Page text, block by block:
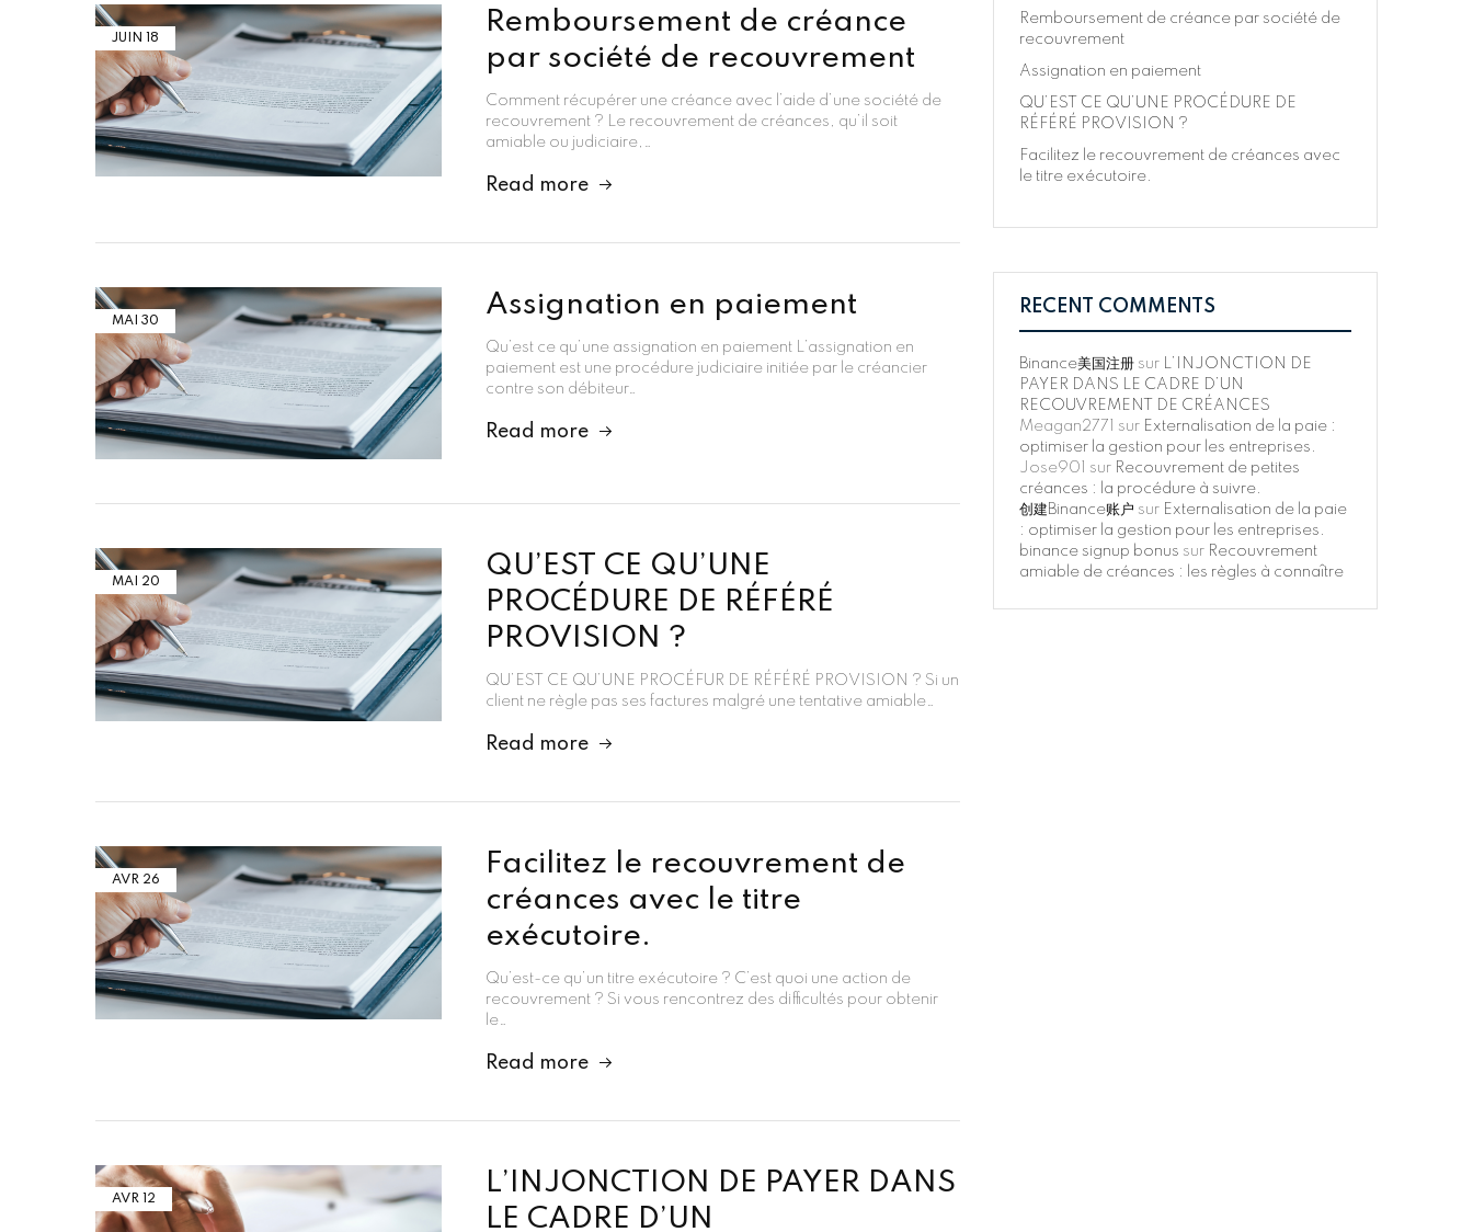
JUIN 18
Remboursement de créance
par société de recouvrement
Comment récupérer une créance avec l’aide d’une société de
recouvrement ? Le recouvrement de créances, qu’il soit
amiable ou judiciaire,…
Read more
MAI 30 Assignation en paiement
Qu’est ce qu’une assignation en paiement L’assignation en
paiement est une procédure judiciaire initiée par le créancier
contre son débiteur…
Read more
MAI 20
QU’EST CE QU’UNE
PROCÉDURE DE RÉFÉRÉ
PROVISION ?
QU’EST CE QU’UNE PROCÉFUR DE RÉFÉRÉ PROVISION ? Si un
client ne règle pas ses factures malgré une tentative amiable…
Read more
AVR 26
Facilitez le recouvrement de
créances avec le titre
exécutoire.
Qu’est-ce qu’un titre exécutoire ? C’est quoi une action de
recouvrement ? Si vous rencontrez des difficultés pour obtenir
le…
Read more
AVR 12
L’INJONCTION DE PAYER DANS
LE CADRE D’UN
Remboursement de créance par société de
recouvrement
Assignation en paiement
QU’EST CE QU’UNE PROCÉDURE DE
RÉFÉRÉ PROVISION ?
Facilitez le recouvrement de créances avec
le titre exécutoire.
RECENT COMMENTS
Binance美国注册 sur L’INJONCTION DE
PAYER DANS LE CADRE D’UN
RECOUVREMENT DE CRÉANCES
Meagan2771
sur Externalisation de la paie :
optimiser la gestion pour les entreprises.
Jose901
sur Recouvrement de petites
créances : la procédure à suivre.
创建Binance账户 sur Externalisation de la paie
: optimiser la gestion pour les entreprises.
binance signup bonus sur Recouvrement
amiable de créances : les règles à connaître